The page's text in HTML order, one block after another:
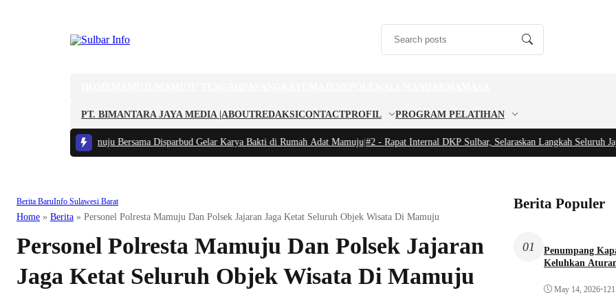
PT. BIMANTARA JAYA MEDIA | ABOUTREDAKSICONTACTPROFIL PROGRAM PELATIHAN
Kodim 1418/Mamuju Bersama Disparbud Gelar Karya Bakti di Rumah Adat Mamuju|#2 - Rapat Internal DKP Sulbar, Selaraskan Langkah Seluruh
Berita BaruInfo Sulawesi Barat
Home » Berita » Personel Polresta Mamuju Dan Polsek Jajaran Jaga Ketat Seluruh Objek Wisata Di Mamuju
Personel Polresta Mamuju Dan Polsek Jajaran
Jaga Ketat Seluruh Objek Wisata Di Mamuju
Berita Populer
01
Penumpang
Keluhkan
May 14, 2026•